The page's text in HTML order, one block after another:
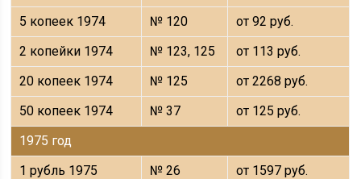
5 копеек 1974
№ 120
от 92 руб.
2 копейки 1974
№ 123, 125
от 113 руб.
20 копеек 1974
№ 125
от 2268 руб.
50 копеек 1974
№ 37
от 125 руб.
1975 год
1 рубль 1975
№ 26
от 1597 руб.